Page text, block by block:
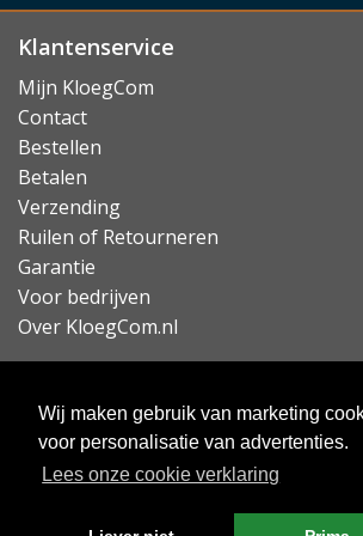
Wij maken gebruik van marketing
voor personalisatie van advertenties.
Lees onze cookie verklaring
Klantenservice
Mijn KloegCom
Contact
Bestellen
Betalen
Verzending
Ruilen of Retourneren
Garantie
Voor bedrijven
Over KloegCom.nl